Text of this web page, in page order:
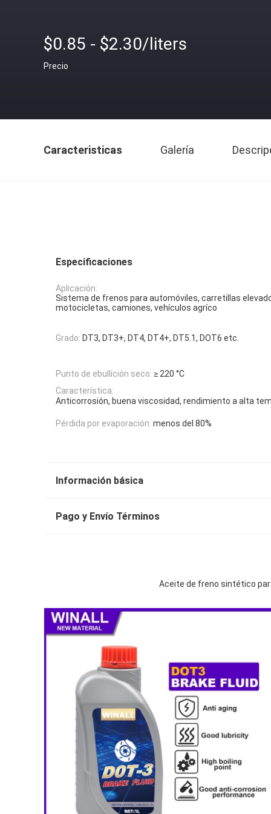
$0.85 - $2.30/liters
Precio
Caracteristicas Galería
Especificaciones
Aplicación:
Sistema de frenos para automóviles, carretillas
motocicletas, camiones, vehículos agríco
Grado: DT3, DT3+, DT4, DT4+, DT5.1, DOT6 etc.
Punto de ebullición seco: ≥ 220 °C
Característica:
Anticorrosión, buena viscosidad, rendimiento a alta
Pérdida por evaporación: menos del 80%
Información básica
Pago y Envío Términos
Aceite de freno sintético